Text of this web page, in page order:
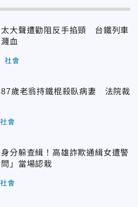
太大聲遭勸阻反手掐頸 台鐵列車
血
社會
87歲老翁持鐵棍殺臥病妻 法院裁
社會
分躲查緝！高雄詐欺通緝女遭警
問」當場認栽
社會